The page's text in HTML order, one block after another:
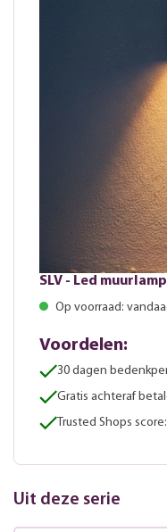
SLV - Led
Op voorraad:
Voordelen:
30 dagen
Gratis achteraf
Trusted Shops
Uit deze serie